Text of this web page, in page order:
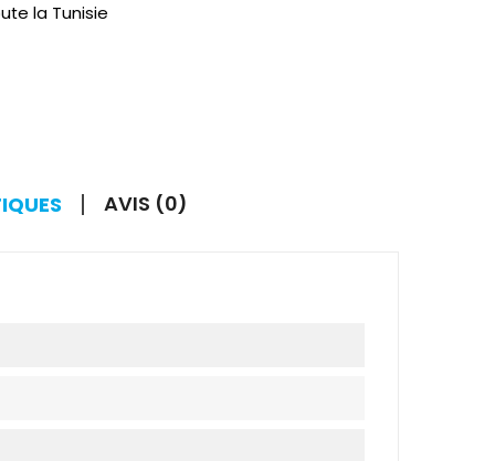
la Tunisie
AVIS (0)